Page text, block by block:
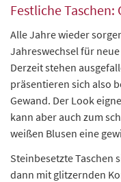
Festliche Taschen:
Alle Jahre wieder
Jahreswechsel für
Derzeit stehen
präsentieren sich also
Gewand. Der Look
kann aber auch zum
weißen Blusen eine
Steinbesetzte Taschen
dann mit glitzernden